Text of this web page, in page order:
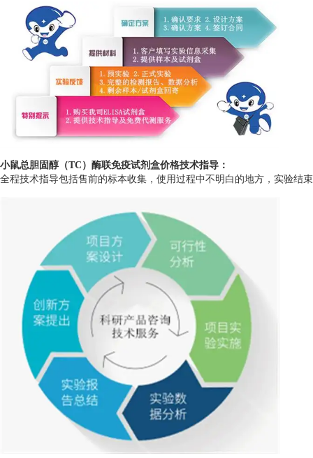
小鼠总胆固醇（TC）酶联免疫试剂盒价格技术指导：
全程技术指导包括售前的标本收集，使用过程中不明白的地方，实验结